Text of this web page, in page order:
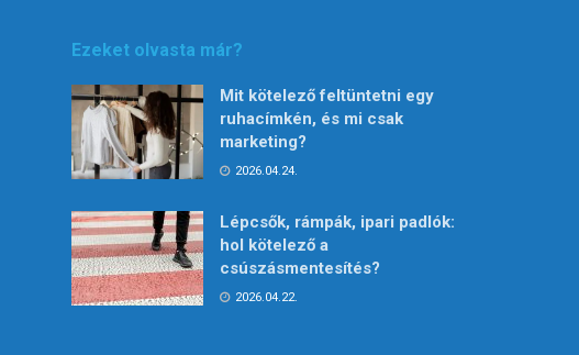
Ezeket olvasta már?
Mit kötelező feltüntetni egy
ruhacímkén, és mi csak
marketing?
2026.04.24.
Lépcsők, rámpák, ipari padlók:
hol kötelező a
csúszásmentesítés?
2026.04.22.